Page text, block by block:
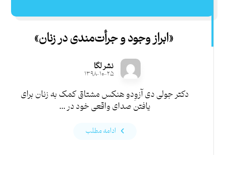
«ابراز وجود و جرأت‌مندی در زنان»
نشر لگا
۱۳۹۸-۱۰-۲۵
دکتر جولی دی آزوِدو هنکس مشتاق کمک به زنان برای
یافتن صدای واقعی خود در ...
ادامه مطلب